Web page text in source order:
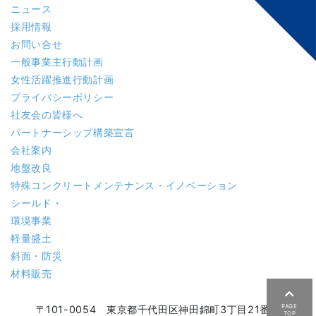
PAGE
TOP
ニュース
採用情報
お問い合せ
一般事業主行動計画
女性活躍推進行動計画
プライバシーポリシー
社友会の皆様へ
パートナーシップ構築宣言
会社案内
地盤改良
特殊コンクリート メンテナンス・イノベーション
シールド・
環境事業
軽量盛土
斜面・防災
材料販売
〒101-0054 東京都千代田区神田錦町3丁目21番地